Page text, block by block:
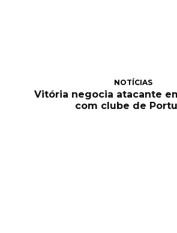
NOTÍCIAS
Vitória negocia atacante
com clube de